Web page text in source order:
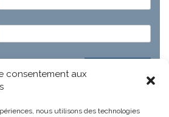
consentement aux
nous utilisons des technologies